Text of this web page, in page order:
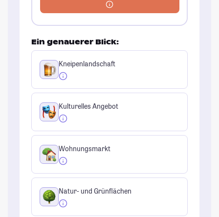
Ein genauerer Blick:
Kneipenlandschaft
Kulturelles Angebot
Wohnungsmarkt
Natur- und Grünflächen